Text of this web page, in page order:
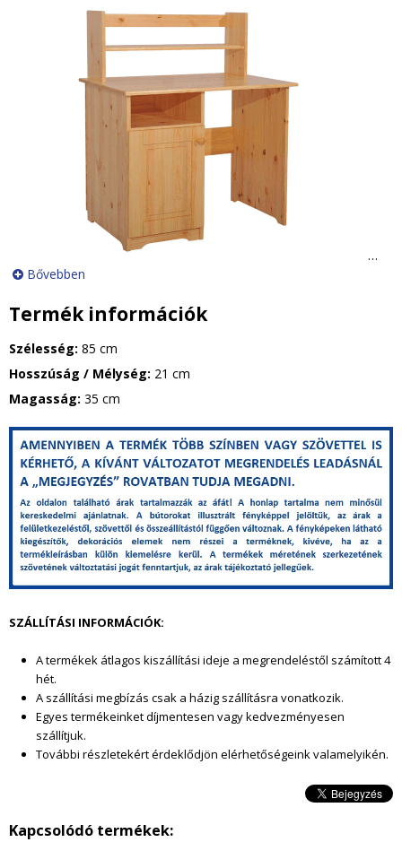
…
Bővebben
Termék információk
Szélesség: 85 cm
Hosszúság / Mélység: 21 cm
Magasság: 35 cm
g
k
e
l
p
SZÁLLÍTÁSI INFORMÁCIÓK:
A termékek átlagos kiszállítási ideje a megrendeléstől számított 4
hét.
A szállítási megbízás csak a házig szállításra vonatkozik.
Egyes termékeinket díjmentesen vagy kedvezményesen
szállítjuk.
További részletekért érdeklődjön elérhetőségeink valamelyikén.
Kapcsolódó termékek: